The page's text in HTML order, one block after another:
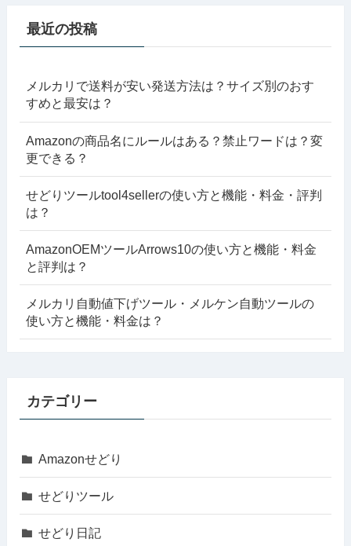
最近の投稿
メルカリで送料が安い発送方法は？サイズ別のおす
すめと最安は？
Amazonの商品名にルールはある？禁止ワードは？変
更できる？
せどりツールtool4sellerの使い方と機能・料金・評判
は？
AmazonOEMツールArrows10の使い方と機能・料金
と評判は？
メルカリ自動値下げツール・メルケン自動ツールの
使い方と機能・料金は？
カテゴリー
Amazonせどり
せどりツール
せどり日記